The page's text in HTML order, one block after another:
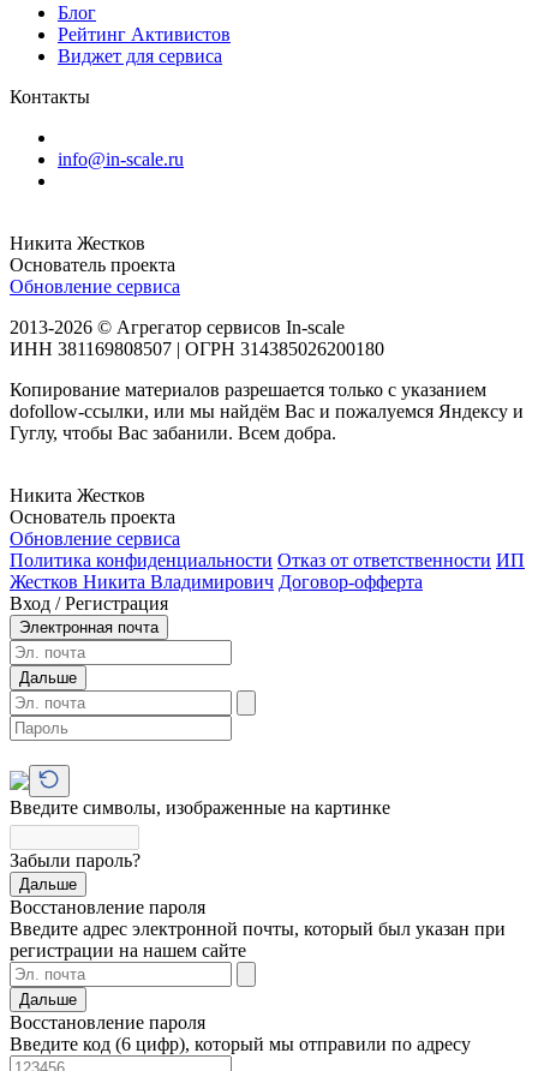
Блог
Рейтинг Активистов
Виджет для сервиса
Контакты
info@in-scale.ru
Никита Жестков
Основатель проекта
Обновление сервиса
2013-2026 © Агрегатор сервисов In-scale
ИНН 381169808507 | ОГРН 314385026200180
Копирование материалов разрешается только с указанием
dofollow-ссылки, или мы найдём Вас и пожалуемся Яндексу и
Гуглу, чтобы Вас забанили. Всем добра.
Никита Жестков
Основатель проекта
Обновление сервиса
Политика конфиденциальности Отказ от ответственности ИП
Жестков Никита Владимирович Договор-офферта
Вход / Регистрация
Электронная почта
Дальше
Введите символы, изображенные на картинке
Забыли пароль?
Дальше
Восстановление пароля
Введите адрес электронной почты, который был указан при
регистрации на нашем сайте
Дальше
Восстановление пароля
Введите код (6 цифр), который мы отправили по адресу